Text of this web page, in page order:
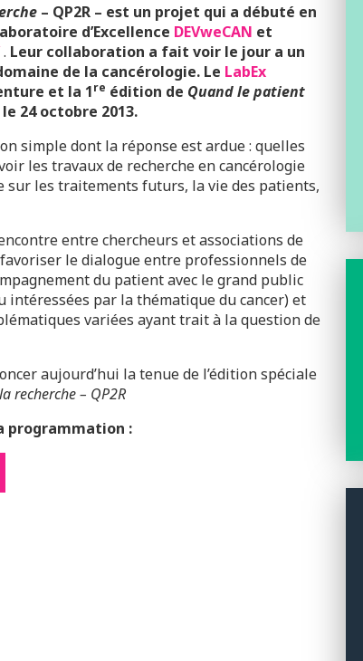
– QP2R – est un projet qui a débuté en
d’Excellence DEVweCAN et
. Leur collaboration a fait voir le jour a un
de la cancérologie. Le LabEx
et la 1re édition de Quand le patient
24 octobre 2013.
simple dont la réponse est ardue : quelles
les travaux de recherche en cancérologie
sur les traitements futurs, la vie des patients,
entre chercheurs et associations de
le dialogue entre professionnels de
du patient avec le grand public
intéressées par la thématique du cancer) et
variées ayant trait à la question de
aujourd’hui la tenue de l’édition spéciale
recherche – QP2R
programmation :